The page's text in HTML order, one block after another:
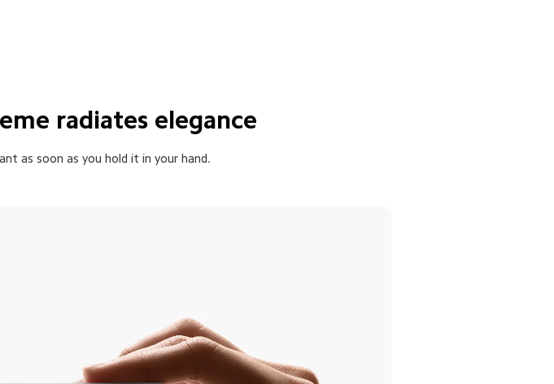
radiates elegance
as soon as you hold it in your hand.